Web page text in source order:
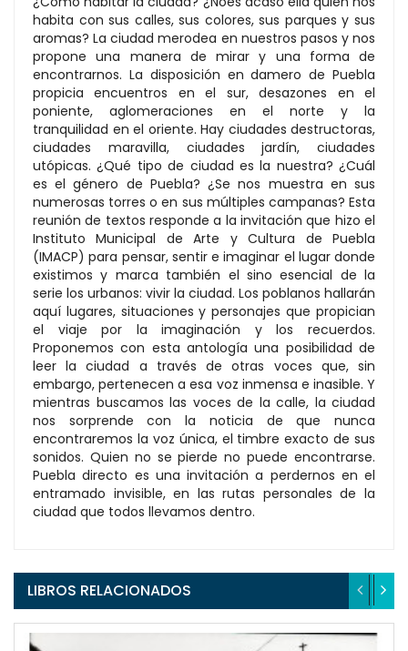
habita con sus calles, sus colores, sus parques y sus
aromas? La ciudad merodea en nuestros pasos y nos
propone una manera de mirar y una forma de
encontrarnos. La disposición en damero de Puebla
propicia encuentros en el sur, desazones en el
poniente, aglomeraciones en el norte y la
tranquilidad en el oriente. Hay ciudades destructoras,
ciudades maravilla, ciudades jardín, ciudades
utópicas. ¿Qué tipo de ciudad es la nuestra? ¿Cuál
es el género de Puebla? ¿Se nos muestra en sus
numerosas torres o en sus múltiples campanas? Esta
reunión de textos responde a la invitación que hizo el
Instituto Municipal de Arte y Cultura de Puebla
(IMACP) para pensar, sentir e imaginar el lugar donde
existimos y marca también el sino esencial de la
serie los urbanos: vivir la ciudad. Los poblanos hallarán
aquí lugares, situaciones y personajes que propician
el viaje por la imaginación y los recuerdos.
Proponemos con esta antología una posibilidad de
leer la ciudad a través de otras voces que, sin
embargo, pertenecen a esa voz inmensa e inasible. Y
mientras buscamos las voces de la calle, la ciudad
nos sorprende con la noticia de que nunca
encontraremos la voz única, el timbre exacto de sus
sonidos. Quien no se pierde no puede encontrarse.
Puebla directo es una invitación a perdernos en el
entramado invisible, en las rutas personales de la
ciudad que todos llevamos dentro.
LIBROS RELACIONADOS